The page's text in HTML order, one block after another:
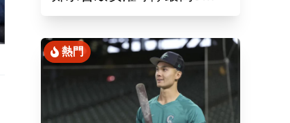
混血「龍仔」單場猛打賞
熱門